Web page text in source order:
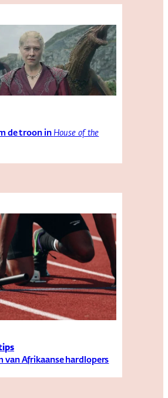
de troon in House of the
van Afrikaanse hardlopers